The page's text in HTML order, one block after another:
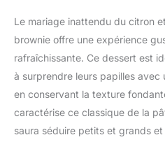
Le mariage inattendu du citron
brownie offre une expérience
rafraîchissante. Ce dessert est
à surprendre leurs papilles avec
en conservant la texture
caractérise ce classique de la
saura séduire petits et grands